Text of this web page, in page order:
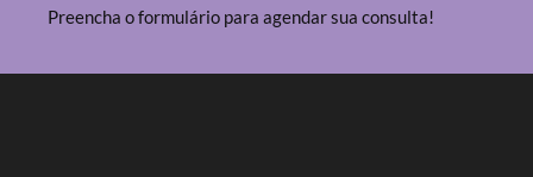
Preencha o formulário para agendar sua consulta!